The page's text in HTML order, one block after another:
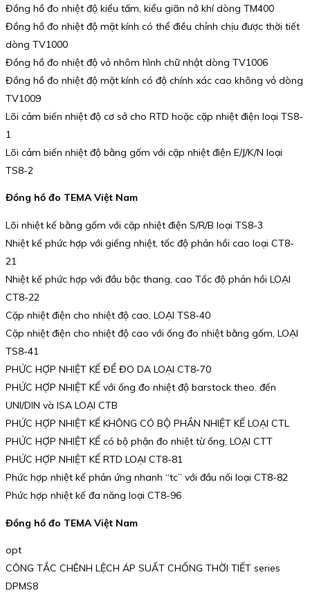
Đồng hồ đo nhiệt độ kiểu tấm, kiểu giãn nở khí dòng TM400
Đồng hồ đo nhiệt độ mặt kính có thể điều chỉnh chịu được thời tiết
dòng TV1000
Đồng hồ đo nhiệt độ vỏ nhôm hình chữ nhật dòng TV1006
Đồng hồ đo nhiệt độ mặt kính có độ chính xác cao không vỏ dòng
TV1009
Lõi cảm biến nhiệt độ cơ sở cho RTD hoặc cặp nhiệt điện loại TS8-
1
Lõi cảm biến nhiệt độ bằng gốm với cặp nhiệt điện E/J/K/N loại
TS8-2
Đồng hồ đo TEMA Việt Nam
Lõi nhiệt kế bằng gốm với cặp nhiệt điện S/R/B loại TS8-3
Nhiệt kế phức hợp với giếng nhiệt, tốc độ phản hồi cao loại CT8-
21
Nhiệt kế phức hợp với đầu bậc thang, cao Tốc độ phản hồi LOẠI
CT8-22
Cặp nhiệt điện cho nhiệt độ cao, LOẠI TS8-40
Cặp nhiệt điện cho nhiệt độ cao với ống đo nhiệt bằng gốm, LOẠI
TS8-41
PHỨC HỢP NHIỆT KẾ ĐỂ ĐO DA LOẠI CT8-70
PHỨC HỢP NHIỆT KẾ với ống đo nhiệt độ barstock theo. đến
UNI/DIN và ISA LOẠI CTB
PHỨC HỢP NHIỆT KẾ KHÔNG CÓ BỘ PHẦN NHIỆT KẾ LOẠI CTL
PHỨC HỢP NHIỆT KẾ có bộ phận đo nhiệt từ ống, LOẠI CTT
PHỨC HỢP NHIỆT KẾ RTD LOẠI CT8-81
Phức hợp nhiệt kế phản ứng nhanh “tc” với đầu nối loại CT8-82
Phức hợp nhiệt kế đa năng loại CT8-96
Đồng hồ đo TEMA Việt Nam
opt
CÔNG TẮC CHÊNH LỆCH ÁP SUẤT CHỐNG THỜI TIẾT series
DPMS8